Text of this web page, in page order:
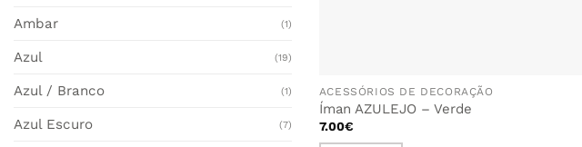
Ambar (1)
Azul (19)
Azul / Branco (1)
Azul Escuro (7)
ACESSÓRIOS DE DECORAÇÃO
Íman AZULEJO – Verde
7.00€